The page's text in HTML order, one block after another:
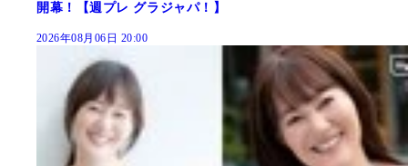
開幕！【週プレ グラジャパ！】
2026年08月06日 20:00